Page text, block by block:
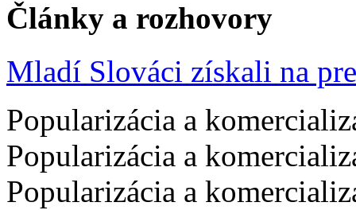
Články a rozhovory
Mladí Slováci získali na
Popularizácia a
Popularizácia a
Popularizácia a